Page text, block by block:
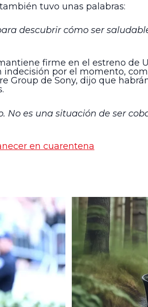
tuvo unas palabras:
descubrir cómo ser
firme en el estreno de
por el momento,
Group de Sony, dijo que
es una situación de ser
en cuarentena